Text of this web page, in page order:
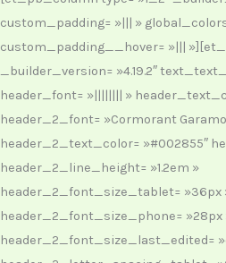
custom_padding= »||| »
custom_padding__hover= »|||
_builder_version= »4.19.2″
header_font= »|||||||| »
header_2_font= »Cormorant
header_2_text_color= »#002855″
header_2_line_height= »1.2em »
header_2_font_size_tablet= »36px
header_2_font_size_phone= »28px
header_2_font_size_last_edited=